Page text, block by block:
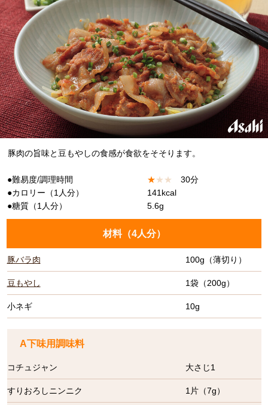
豚肉の旨味と豆もやしの食感が食欲をそそります。
●難易度/調理時間 ★★ ★
30分
●カロリー（1人分）
141kcal
●糖質（1人分）
5.6g
材料（4人分）
豚バラ肉 100g（薄切り）
豆もやし 1袋（200g）
小ネギ 10g
A下味用調味料
コチュジャン 大さじ1
すりおろしニンニク 1片（7g）